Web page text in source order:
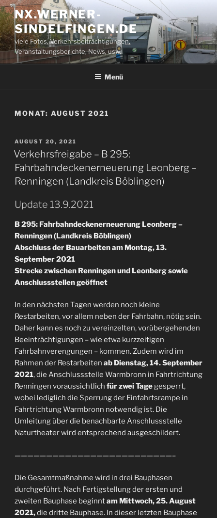
Zum
Inhalt
springen
NX.WERNER-
SINDELFINGEN.DE
viele Fotos, Verkehrsbeiträchtigungen,
Veranstaltungsberichte, News, usw.
Menü
MONAT: AUGUST 2021
VERÖFFENTLICHT
AM
AUGUST 20, 2021
Verkehrsfreigabe – B 295:
Fahrbahndeckenerneuerung Leonberg –
Renningen (Landkreis Böblingen)
Update 13.9.2021
B 295: Fahrbahndeckenerneuerung Leonberg –
Renningen (Landkreis Böblingen)
Abschluss der Bauarbeiten am Montag, 13.
September 2021
Strecke zwischen Renningen und Leonberg sowie
Anschlussstellen geöffnet
In den nächsten Tagen werden noch kleine
Restarbeiten, vor allem neben der Fahrbahn, nötig sein.
Daher kann es noch zu vereinzelten, vorübergehenden
Beeinträchtigungen – wie etwa kurzzeitigen
Fahrbahnverengungen – kommen. Zudem wird im
Rahmen der Restarbeiten ab Dienstag, 14. September
2021, die Anschlussstelle Warmbronn in Fahrtrichtung
Renningen voraussichtlich für zwei Tagegesperrt,
wobei lediglich die Sperrung der Einfahrtsrampe in
Fahrtrichtung Warmbronn notwendig ist. Die
Umleitung über die benachbarte Anschlussstelle
Naturtheater wird entsprechend ausgeschildert.
—————————————————————————–
Die Gesamtmaßnahme wird in drei Bauphasen
durchgeführt. Nach Fertigstellung der ersten und
zweiten Bauphase beginntam Mittwoch, 25. August
2021,die dritte Bauphase. In dieser letzten Bauphase